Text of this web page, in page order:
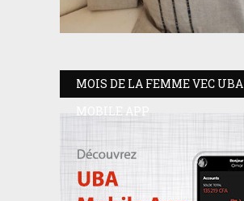
MOIS DE LA FEMME VEC UBA
MOBILE APP